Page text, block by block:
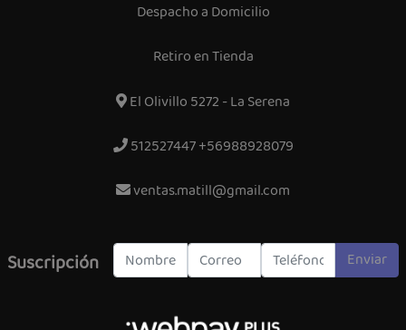
Despacho a Domicilio
Retiro en Tienda
El Olivillo 5272 - La Serena
512527447 +56988928079
ventas.matill@gmail.com
Suscripción Enviar